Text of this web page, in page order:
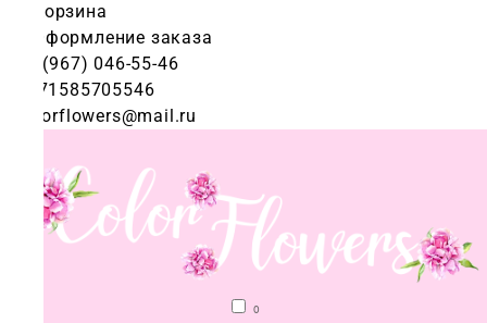
Корзина
Оформление заказа
+7 (967) 046-55-46
+971585705546
colorflowers@mail.ru
0